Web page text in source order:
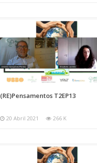
(RE)Pensamentos T2EP13
20 Abril 2021 266 K